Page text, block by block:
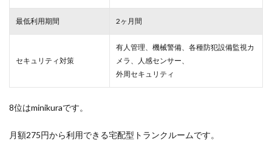
最低利用期間 2ヶ月間
セキュリティ対策
有人管理、機械警備、各種防犯設備監視カ
メラ、人感センサー、
外周セキュリティ
8位はminikuraです。
月額275円から利用できる宅配型トランクルームです。